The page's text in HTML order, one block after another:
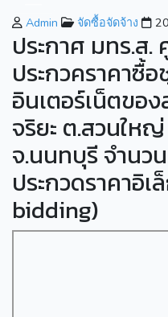
Admin จัดซื้อจัดจ้าง
ประกาศ มทร.ส.
ประกวคราคาซื้
อินเตอร์เน็ตขอ
จริยะ ต.สวนให
จ.นนทบุรี จำนว
ประกวดราคาอิ
bidding)